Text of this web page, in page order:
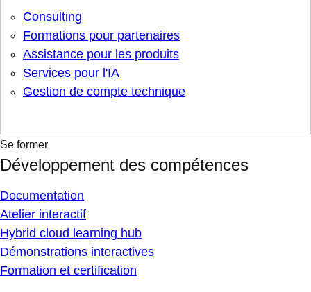
Consulting
Formations pour partenaires
Assistance pour les produits
Services pour l'IA
Gestion de compte technique
Se former
Développement des compétences
Documentation
Atelier interactif
Hybrid cloud learning hub
Démonstrations interactives
Formation et certification